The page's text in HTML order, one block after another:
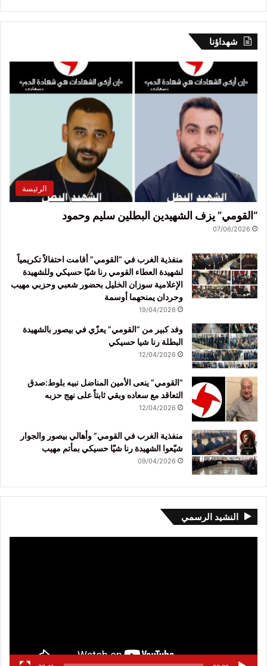
شهداؤنا
الرئيسة
“القومي” يزف الشهيدين البطلين سليم وحمود
07/06/2026
منفذية الغرب في “القومي” أقامت احتفالاً تكريمياً
لشهيدة العطاء القومي رنا شيّا حسيكي وللشهيدة
الإعلامية سوزان الخليل بحضور شعبي وحزبي مهيب
وحردان يمنحهما أوسمة
19/04/2026
وفد كبير من “القومي” يعزّي في بيصور بالشهيدة
البطلة رنا شيا حسيكي
12/04/2026
“القومي” ينعى الأمين المناضل نبيه بلوط:صدق
التعاقد مع سعاده وبقي ثابتاً على نهج حزبه
12/04/2026
منفذية الغرب في القومي” وأهالي بيصور والجوار
شيّعوا الشهيدة رنا شيّا حسيكي بمأتم مهيب
09/04/2026
النشيد الرسمي